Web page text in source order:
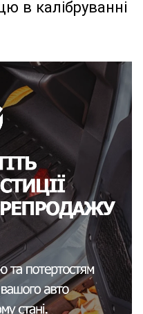
в калібруванні